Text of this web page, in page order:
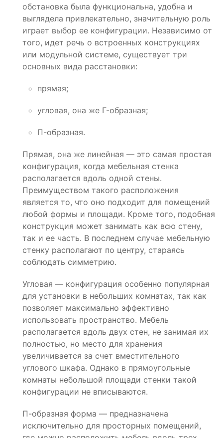
обстановка была функциональна, удобна и
выглядела привлекательно, значительную роль
играет выбор ее конфигурации. Независимо от
того, идет речь о встроенных конструкциях
или модульной системе, существует три
основных вида расстановки:
прямая;
угловая, она же Г-образная;
П-образная.
Прямая, она же линейная — это самая простая
конфигурация, когда мебельная стенка
располагается вдоль одной стены.
Преимуществом такого расположения
является то, что оно подходит для помещений
любой формы и площади. Кроме того, подобная
конструкция может занимать как всю стену,
так и ее часть. В последнем случае мебельную
стенку располагают по центру, стараясь
соблюдать симметрию.
Угловая — конфигурация особенно популярная
для установки в небольших комнатах, так как
позволяет максимально эффективно
использовать пространство. Мебель
располагается вдоль двух стен, не занимая их
полностью, но место для хранения
увеличивается за счет вместительного
углового шкафа. Однако в прямоугольные
комнаты небольшой площади стенки такой
конфигурации не вписываются.
П-образная форма — предназначена
исключительно для просторных помещений,